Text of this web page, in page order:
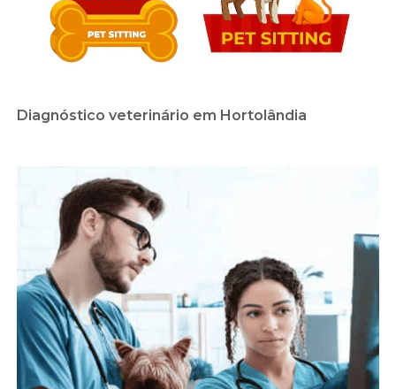
Diagnóstico veterinário em Hortolândia